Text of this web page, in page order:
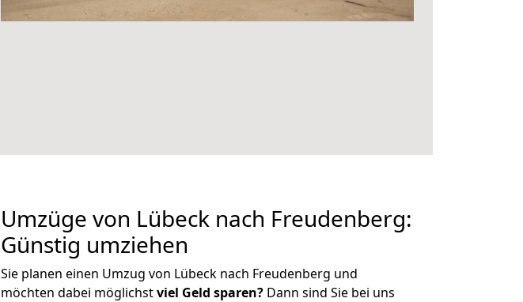
Umzüge von Lübeck nach Freudenberg:
Günstig umziehen
Sie planen einen Umzug von Lübeck nach Freudenberg und
möchten dabei möglichstviel Geld sparen? Dann sind Sie bei uns